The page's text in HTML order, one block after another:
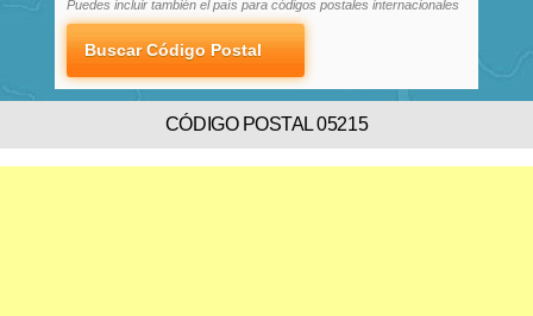
LOCALIDADES
Puedes incluir también el país para códigos postales internacionales
CÓDIGO POSTAL 05215